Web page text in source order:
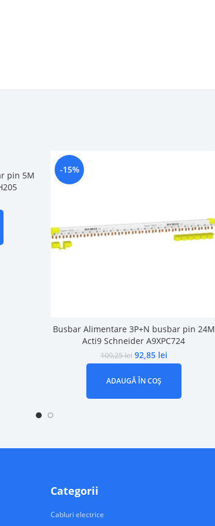
pin 5M
-15%
Busbar Alimentare 3P+N busbar pin 24M
Acti9 Schneider A9XPC724
109,25lei 92,85 lei
ADAUGĂ ÎN COȘ
Categorii
Cabluri electrice